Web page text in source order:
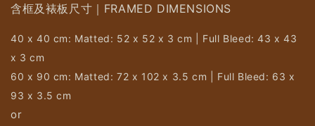
含框及裱板尺寸｜FRAMED DIMENSIONS
40 x 40 cm: Matted: 52 x 52 x 3 cm | Full Bleed: 43 x 43
x 3 cm
60 x 90 cm: Matted: 72 x 102 x 3.5 cm | Full Bleed: 63 x
93 x 3.5 cm
or